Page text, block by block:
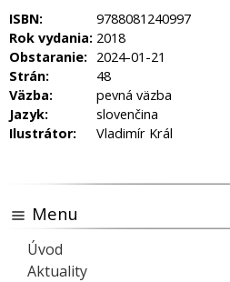
ISBN:
9788081240997
Rok vydania: 2018
Obstaranie: 2024-01-21
Strán:
48
Väzba:
pevná väzba
Jazyk:
slovenčina
Ilustrátor:
Vladimír Král
Menu
Úvod
Aktuality